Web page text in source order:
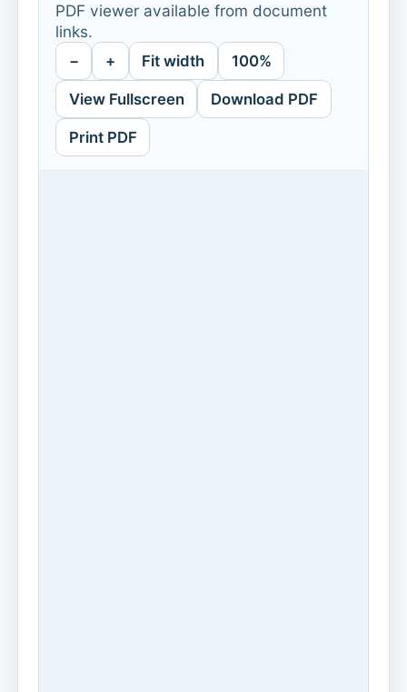
PDF viewer available from document
links.
− + Fit width 100%
View Fullscreen Download PDF
Print PDF